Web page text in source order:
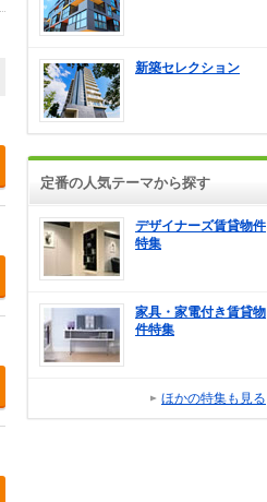
新築セレクション
定番の人気テーマから探す
デザイナーズ賃貸物件
特集
家具・家電付き賃貸物
件特集
ほかの特集も見る